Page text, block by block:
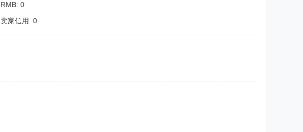
RMB: 0
卖家信用: 0